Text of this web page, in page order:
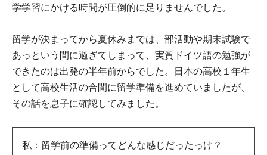
学学習にかける時間が圧倒的に足りませんでした。
留学が決まってから夏休みまでは、部活動や期末試験で
あっという間に過ぎてしまって、実質ドイツ語の勉強が
できたのは出発の半年前からでした。日本の高校１年生
として高校生活の合間に留学準備を進めていましたが、
その話を息子に確認してみました。
私：留学前の準備ってどんな感じだったっけ？